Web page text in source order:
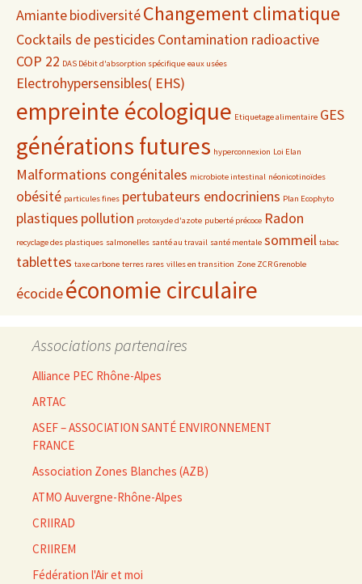
AmiantebiodiversitéChangement climatique
Cocktails de pesticides Contamination radioactive
COP 22 DAS Débit d'absorption spécifique eaux usées
Electrohypersensibles( EHS)
empreinte écologique Etiquetage alimentaire GES
générations futures hyperconnexion Loi Elan
Malformations congénitales microbiote intestinal néonicotinoïdes
obésité particules fines pertubateurs endocriniens Plan Ecophyto
plastiques pollution protoxyde d'azote puberté précoce Radon
recyclage des plastiques salmonelles santé au travail santé mentale sommeil tabac
tablettes taxe carbone terres rares villes en transition Zone ZCR Grenoble
écocideéconomie circulaire
Associations partenaires
Alliance PEC Rhône-Alpes
ARTAC
ASEF – ASSOCIATION SANTÉ ENVIRONNEMENT
FRANCE
Association Zones Blanches (AZB)
ATMO Auvergne-Rhône-Alpes
CRIIRAD
CRIIREM
Fédération l'Air et moi